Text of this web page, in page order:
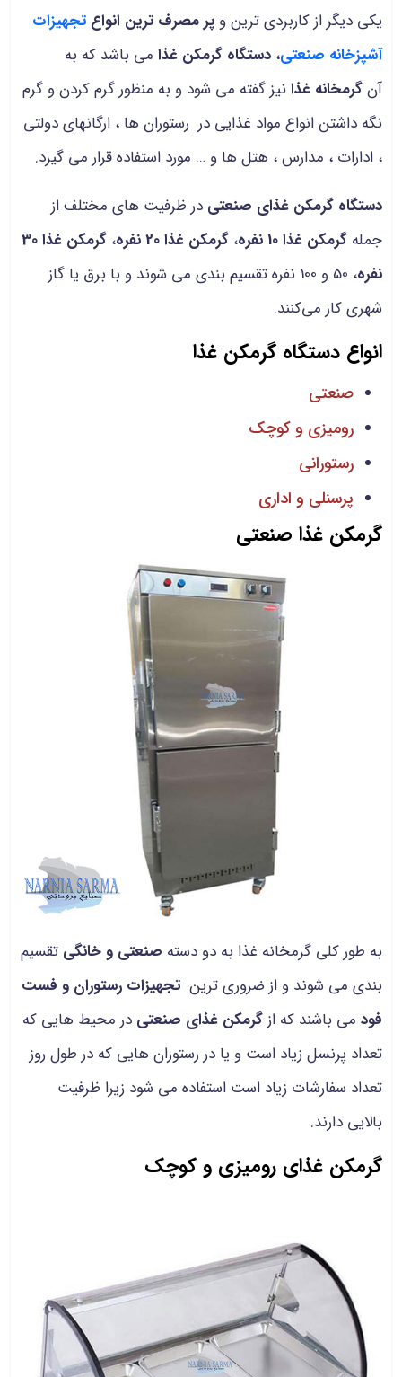
یکی دیگر از کاربردی ترین و پر مصرف ترین انواع تجهیزات
آشپزخانه صنعتی، دستگاه گرمکن غذا می باشد که به
آنگرمخانه غذا نیز گفته می شود و به منظور گرم کردن و گرم
نگه داشتن انواع مواد غذایی در رستوران ها ، ارگانهای دولتی
، ادارات ، مدارس ، هتل ها و … مورد استفاده قرار می گیرد.
دستگاه گرمکن غذای صنعتی در ظرفیت های مختلف از
جمله گرمکن غذا 10 نفره ، گرمکن غذا 20 نفره ،
گرمکن غذا 30
نفره
، 50 و 100 نفره تقسیم بندی می شوند و با برق یا گاز
شهری کار می‌کنند.
انواع دستگاه گرمکن غذا
صنعتی
رومیزی و کوچک
رستورانی
پرسنلی و اداری
گرمکن غذا صنعتی
به طور کلی گرمخانه غذا به دو دسته صنعتی و خانگی تقسیم
بندی می شوند و از ضروری ترین تجهیزات رستوران و فست
فود می باشند که ازگرمکن غذای صنعتی در محیط هایی که
تعداد پرنسل زیاد است و یا در رستوران هایی که در طول روز
تعداد سفارشات زیاد است استفاده می شود زیرا ظرفیت
بالایی دارند.
گرمکن غذای رومیزی و کوچک